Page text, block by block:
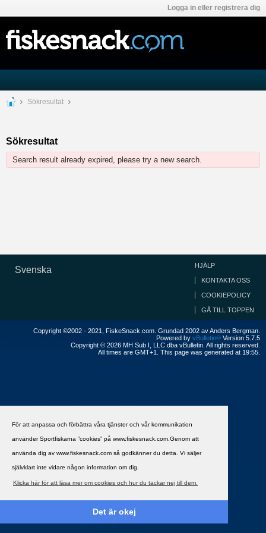
För att anpassa och förbättra våra tjänster och vår kommunikation
använder Sportfiskarna ”cookies” på www.fiskesnack.com.Genom att
använda dig av www.fiskesnack.com så godkänner du detta. Vi säljer
självklart inte vidare någon information om dig.
Klicka här för att läsa mer om cookies och hur du tackar nej till dem.
Det är okej
Logga in eller registrera dig
Sökresultat
Sökresultat
Search result already expired, please try a new search.
Svenska HJÄLP
KONTAKTA OSS
COOKIEPOLICY
GÅ TILL TOPPEN
Copyright ©2002 - 2021, FiskeSnack.com. Grundad 2002 av Anders Bergman.
Powered by vBulletin® Version 5.7.5
Copyright © 2026 MH Sub I, LLC dba vBulletin. All rights reserved.
All times are GMT+1. This page was generated at 19:55.